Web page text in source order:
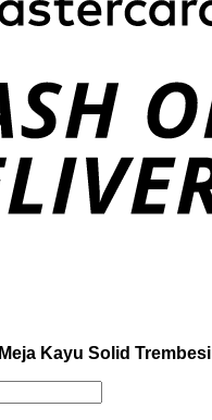
Meja Kayu Solid Trembesi